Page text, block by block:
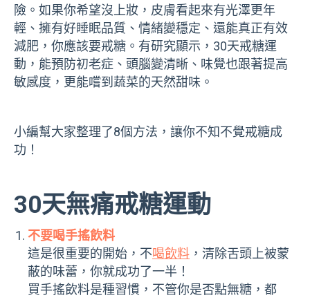
險。如果你希望沒上妝，皮膚看起來有光澤更年
輕、擁有好睡眠品質、情緒變穩定、還能真正有效
減肥，你應該要戒糖。有研究顯示，30天戒糖運
動，能預防初老症、頭腦變清晰、味覺也跟著提高
敏感度，更能嚐到蔬菜的天然甜味。
小編幫大家整理了8個方法，讓你不知不覺戒糖成
功！
30天無痛戒糖運動
不要喝手搖飲料
這是很重要的開始，不喝飲料 ，清除舌頭上被蒙
蔽的味蕾，你就成功了一半！
買手搖飲料是種習慣，不管你是否點無糖，都